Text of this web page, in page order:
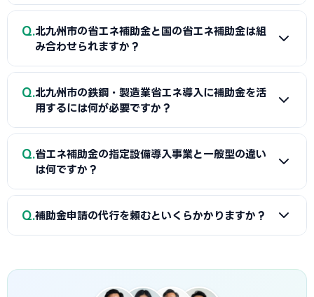
A
まずは省エネ診断（無料または費用補助あり）を受けて
エネルギー使用状況を把握することが第一歩です。次に北九
の活用について相談し、GビズIDプライムの取得（2〜3週間
必要）を並行して進めましょう。公募スケジュールに合わせた
準備が採択への近道です。
Q 北九州市の省エネ補助金と国の省エネ補助金は組
み合わせられますか？
A
経費項目が重複しなければ北九州市（または都道府県）の
省エネ補助金と国のSII補助金の併用が可能です。例えば太陽
する組み合わせが一般的です。北九州市産業経済局で最適な
経費配分の事前確認をお勧めします。
Q 北九州市の鉄鋼・製造業省エネ導入に補助金を活
用するには何が必要ですか？
A
省エネ補助金（SII類型）の申請に必要な基本書類は、G
ビズIDプライム・省エネ計算書（現状比較）・設備メーカー
メーカーまたは省エネ診断機関の協力が必要です。北九州市
産業経済局で対象設備・申請書類の確認と診断機関の紹介を
Q 省エネ補助金の指定設備導入事業と一般型の違い
は何ですか？
A
指定設備導入事業は事前登録された省エネ設備から選ぶ
Q 補助金申請の代行を頼むといくらかかりますか？
す。当サイトでは北九州市に対応した専門家を無料でご紹介